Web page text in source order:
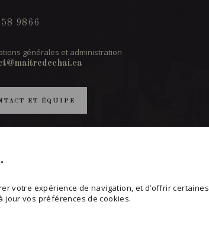
votre expérience de navigation, et d’offrir
jour vos préférences de cookies.
9866
générales et administration
ET ÉQUIPE